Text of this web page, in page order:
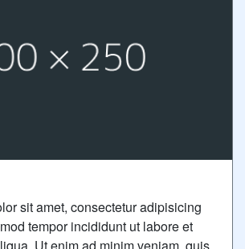
sit amet, consectetur adipisicing
tempor incididunt ut labore et